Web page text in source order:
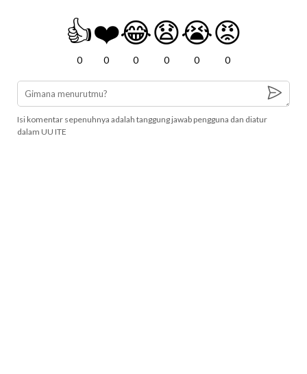
👍
0
❤️
0
😂
0
😧
0
😭
0
😡
0
Isi komentar sepenuhnya adalah tanggung jawab pengguna dan diatur
dalam UU ITE